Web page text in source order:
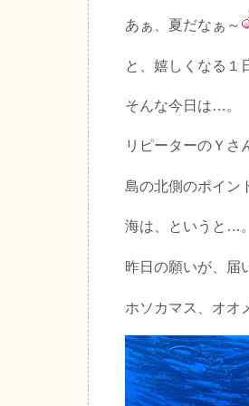
あぁ、夏だなぁ～
と、嬉しくなる１
そんな今日は…。
リピーターのＹさ
島の北側のポイン
海は、というと…。
昨日の願いが、届
ホソカマス、オオ